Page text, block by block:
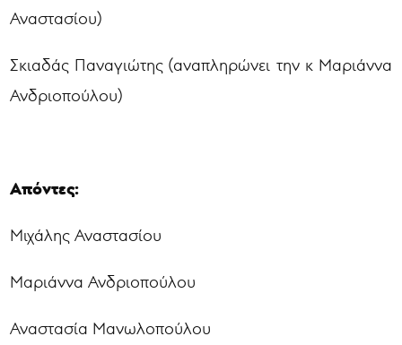
Αναστασίου)
Σκιαδάς Παναγιώτης (αναπληρώνει την κ Μαριάννα
Ανδριοπούλου)
Απόντες:
Μιχάλης Αναστασίου
Μαριάννα Ανδριοπούλου
Αναστασία Μανωλοπούλου